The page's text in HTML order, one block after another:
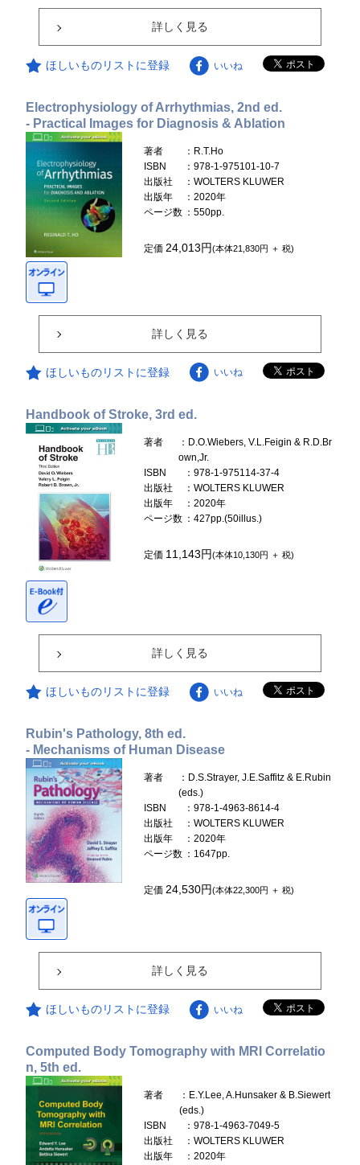
詳しく見る
ほしいものリストに登録 いいね
Electrophysiology of Arrhythmias, 2nd ed.
- Practical Images for Diagnosis & Ablation
著者
：R.T.Ho
ISBN
：978-1-975101-10-7
出版社
：WOLTERS KLUWER
出版年
：2020年
ページ数 ：550pp.
定価24,013円(本体21,830円 ＋ 税)
詳しく見る
ほしいものリストに登録 いいね
Handbook of Stroke, 3rd ed.
著者
：D.O.Wiebers, V.L.Feigin & R.D.Br
own,Jr.
ISBN
：978-1-975114-37-4
出版社
：WOLTERS KLUWER
出版年
：2020年
ページ数 ：427pp.(50illus.)
定価 11,143円(本体10,130円 ＋ 税)
詳しく見る
ほしいものリストに登録 いいね
Rubin's Pathology, 8th ed.
- Mechanisms of Human Disease
著者
：D.S.Strayer, J.E.Saffitz & E.Rubin
(eds.)
ISBN
：978-1-4963-8614-4
出版社
：WOLTERS KLUWER
出版年
：2020年
ページ数 ：1647pp.
定価24,530円(本体22,300円 ＋ 税)
詳しく見る
ほしいものリストに登録 いいね
Computed Body Tomography with MRI Correlatio
n, 5th ed.
著者
：E.Y.Lee, A.Hunsaker & B.Siewert
(eds.)
ISBN
：978-1-4963-7049-5
出版社
：WOLTERS KLUWER
出版年
：2020年